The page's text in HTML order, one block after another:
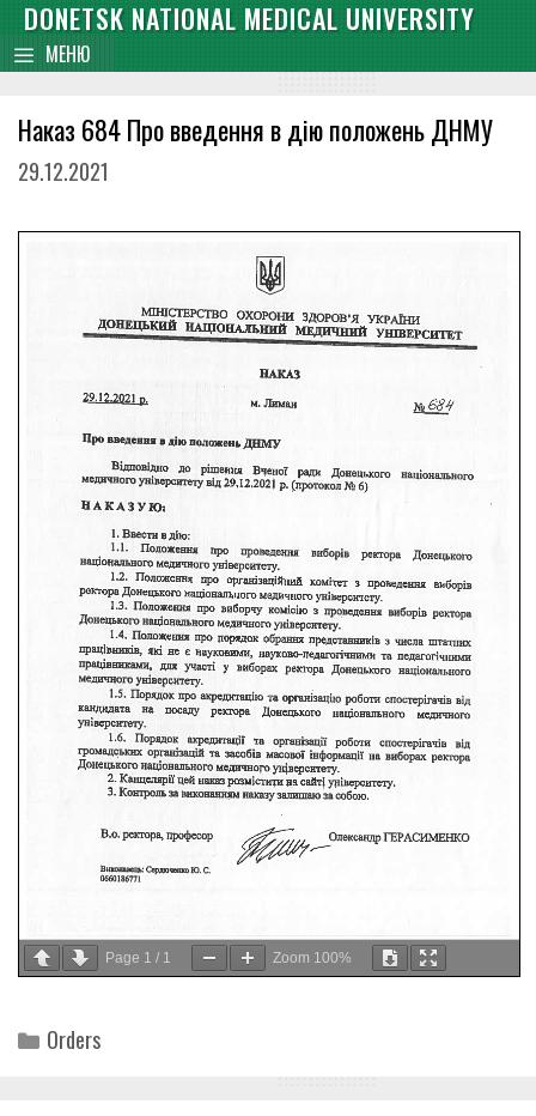
content
Skip
to
content
DONETSK NATIONAL MEDICAL UNIVERSITY
МЕНЮ
Наказ 684 Про введення в дію положень ДНМУ
29.12.2021
Page 1 / 1 Zoom 100%
Categories
Orders